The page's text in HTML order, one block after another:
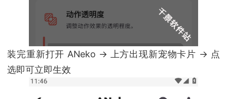
装完重新打开 ANeko → 上方出现新宠物卡片 → 点
选即可立即生效